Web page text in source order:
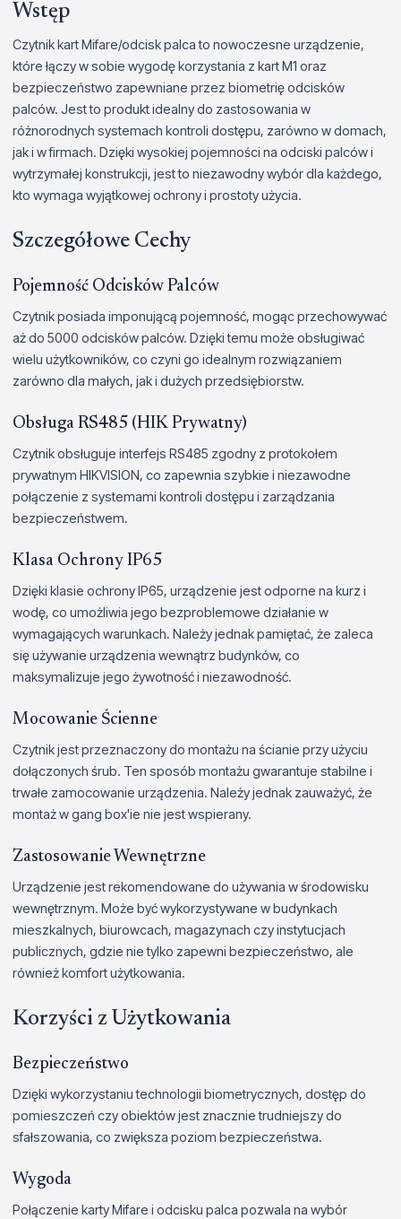
Wstęp
Czytnik kart Mifare/odcisk palca to nowoczesne urządzenie,
które łączy w sobie wygodę korzystania z kart M1 oraz
bezpieczeństwo zapewniane przez biometrię odcisków
palców. Jest to produkt idealny do zastosowania w
różnorodnych systemach kontroli dostępu, zarówno w domach,
jak i w firmach. Dzięki wysokiej pojemności na odciski palców i
wytrzymałej konstrukcji, jest to niezawodny wybór dla każdego,
kto wymaga wyjątkowej ochrony i prostoty użycia.
Szczegółowe Cechy
Pojemność Odcisków Palców
Czytnik posiada imponującą pojemność, mogąc przechowywać
aż do 5000 odcisków palców. Dzięki temu może obsługiwać
wielu użytkowników, co czyni go idealnym rozwiązaniem
zarówno dla małych, jak i dużych przedsiębiorstw.
Obsługa RS485 (HIK Prywatny)
Czytnik obsługuje interfejs RS485 zgodny z protokołem
prywatnym HIKVISION, co zapewnia szybkie i niezawodne
połączenie z systemami kontroli dostępu i zarządzania
bezpieczeństwem.
Klasa Ochrony IP65
Dzięki klasie ochrony IP65, urządzenie jest odporne na kurz i
wodę, co umożliwia jego bezproblemowe działanie w
wymagających warunkach. Należy jednak pamiętać, że zaleca
się używanie urządzenia wewnątrz budynków, co
maksymalizuje jego żywotność i niezawodność.
Mocowanie Ścienne
Czytnik jest przeznaczony do montażu na ścianie przy użyciu
dołączonych śrub. Ten sposób montażu gwarantuje stabilne i
trwałe zamocowanie urządzenia. Należy jednak zauważyć, że
montaż w gang box'ie nie jest wspierany.
Zastosowanie Wewnętrzne
Urządzenie jest rekomendowane do używania w środowisku
wewnętrznym. Może być wykorzystywane w budynkach
mieszkalnych, biurowcach, magazynach czy instytucjach
publicznych, gdzie nie tylko zapewni bezpieczeństwo, ale
również komfort użytkowania.
Korzyści z Użytkowania
Bezpieczeństwo
Dzięki wykorzystaniu technologii biometrycznych, dostęp do
pomieszczeń czy obiektów jest znacznie trudniejszy do
sfałszowania, co zwiększa poziom bezpieczeństwa.
Wygoda
Połączenie karty Mifare i odcisku palca pozwala na wybór